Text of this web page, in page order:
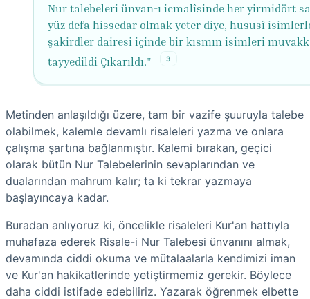
Nur talebeleri ünvan-ı icmalîsinde her yirmidört
yüz defa hissedar olmak yeter diye, hususî
şakirdler dairesi içinde bir kısmın isimleri
tayyedildi Çıkarıldı."
3
Metinden anlaşıldığı üzere, tam bir vazife şuuruyla talebe
olabilmek, kalemle devamlı risaleleri yazma ve onlara
çalışma şartına bağlanmıştır. Kalemi bırakan, geçici
olarak bütün Nur Talebelerinin sevaplarından ve
dualarından mahrum kalır; ta ki tekrar yazmaya
başlayıncaya kadar.
Buradan anlıyoruz ki, öncelikle risaleleri Kur'an hattıyla
muhafaza ederek Risale-i Nur Talebesi ünvanını almak,
devamında ciddi okuma ve mütalaalarla kendimizi iman
ve Kur'an hakikatlerinde yetiştirmemiz gerekir. Böylece
daha ciddi istifade edebiliriz. Yazarak öğrenmek elbette